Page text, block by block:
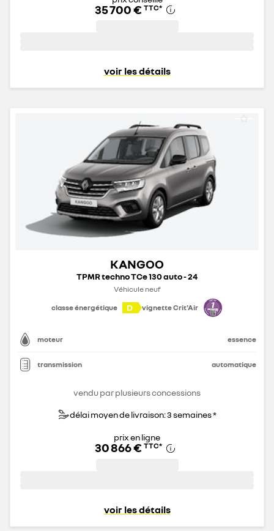
35 700 € TTC*
voir les détails
KANGOO
TPMR techno TCe 130 auto - 24
Véhicule neuf
classe énergétique
D vignette Crit'Air
moteur essence
transmission automatique
vendu par plusieurs concessions
délai moyen de livraison: 3 semaines *
prix en ligne
30 866 € TTC*
voir les détails